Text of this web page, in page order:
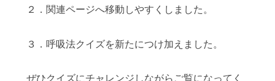
２．関連ページへ移動しやすくしました。
３．呼吸法クイズを新たにつけ加えました。
ぜひクイズにチャレンジしながらご覧になってく